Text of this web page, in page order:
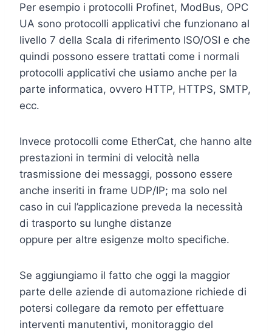
Per esempio i protocolli Profinet, ModBus, OPC
UA sono protocolli applicativi che funzionano al
livello 7 della Scala di riferimento ISO/OSI e che
quindi possono essere trattati come i normali
protocolli applicativi che usiamo anche per la
parte informatica, ovvero HTTP, HTTPS, SMTP,
ecc.
Invece protocolli come EtherCat, che hanno alte
prestazioni in termini di velocità nella
trasmissione dei messaggi, possono essere
anche inseriti in frame UDP/IP; ma solo nel
caso in cui l’applicazione preveda la necessità
di trasporto su lunghe distanze
oppure per altre esigenze molto specifiche.
Se aggiungiamo il fatto che oggi la maggior
parte delle aziende di automazione richiede di
potersi collegare da remoto per effettuare
interventi manutentivi, monitoraggio del